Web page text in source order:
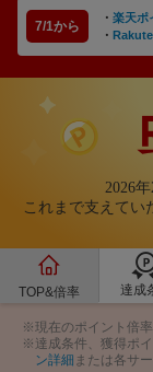
7/1から
・ 楽天ポ
・
2026
これまで支えてい
TOP&倍率 達成
※現在のポイント倍
※達成条件、獲得ポ
ン詳細 または各サ